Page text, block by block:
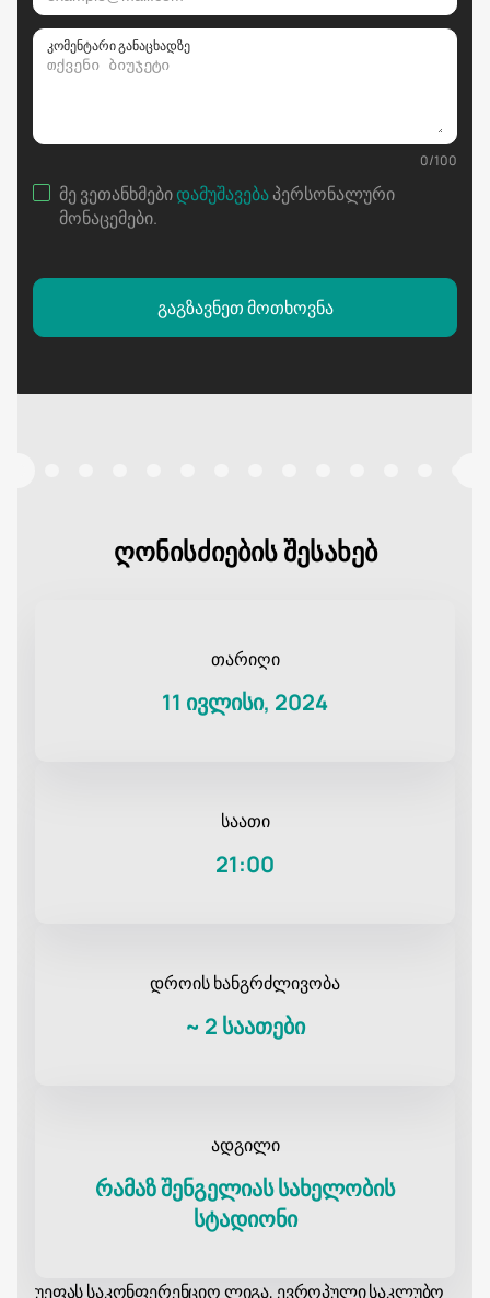
კომენტარი განაცხადზე
0/100
მე ვეთანხმებიდამუშავებაპერსონალური
მონაცემები.
გაგზავნეთ მოთხოვნა
ღონისძიების შესახებ
თარიღი
11 ივლისი, 2024
საათი
21:00
დროის ხანგრძლივობა
~ 2 საათები
ადგილი
რამაზ შენგელიას სახელობის
სტადიონი
უეფას საკონფერენციო ლიგა, ევროპული საკლუბო